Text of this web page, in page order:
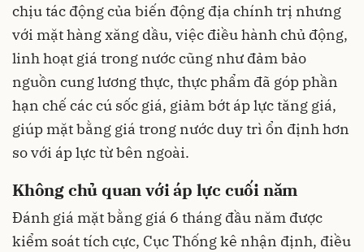
chịu tác động của biến động địa chính trị nhưng
với mặt hàng xăng dầu, việc điều hành chủ động,
linh hoạt giá trong nước cũng như đảm bảo
nguồn cung lương thực, thực phẩm đã góp phần
hạn chế các cú sốc giá, giảm bớt áp lực tăng giá,
giúp mặt bằng giá trong nước duy trì ổn định hơn
so với áp lực từ bên ngoài.
Không chủ quan với áp lực cuối năm
Đánh giá mặt bằng giá 6 tháng đầu năm được
kiểm soát tích cực, Cục Thống kê nhận định, điều